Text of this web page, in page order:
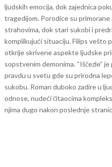
ljudskih emocija, dok zajednica
tragedijom. Porodice su primorane
strahovima, dok stari sukobi i
komplikujući situaciju. Filips vešto
otkrije skrivene aspekte ljudske
sopstvenim demonima. “Iščezle”
pravdu u svetu gde su prirodna
sukobu. Roman duboko zadire u
odnose, nudeći čitaocima
njima dugo nakon poslednje